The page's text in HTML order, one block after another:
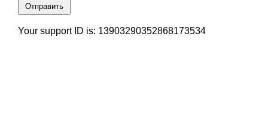
Отправить
Your support ID is: 13903290352868173534